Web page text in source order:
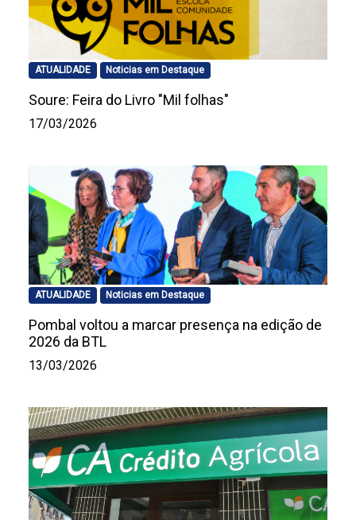
ATUALIDADE Noticias em Destaque
Soure: Feira do Livro "Mil folhas"
17/03/2026
ATUALIDADE Noticias em Destaque
Pombal voltou a marcar presença na edição de
2026 da BTL
13/03/2026